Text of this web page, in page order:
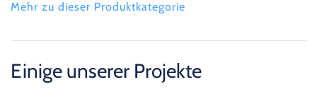
Mehr zu dieser Produktkategorie
Einige unserer Projekte